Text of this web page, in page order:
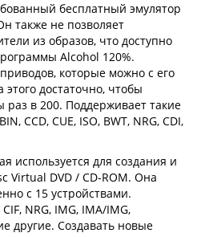
бесплатный эмулятор
также не позволяет
из образов, что доступно
Alcohol 120%.
которые можно с его
достаточно, чтобы
раз в 200. Поддерживает такие
CCD, CUE, ISO, BWT, NRG, CDI,
используется для создания и
Virtual DVD / CD-ROM. Она
с 15 устройствами.
NRG, IMG, IMA/IMG,
другие. Создавать новые